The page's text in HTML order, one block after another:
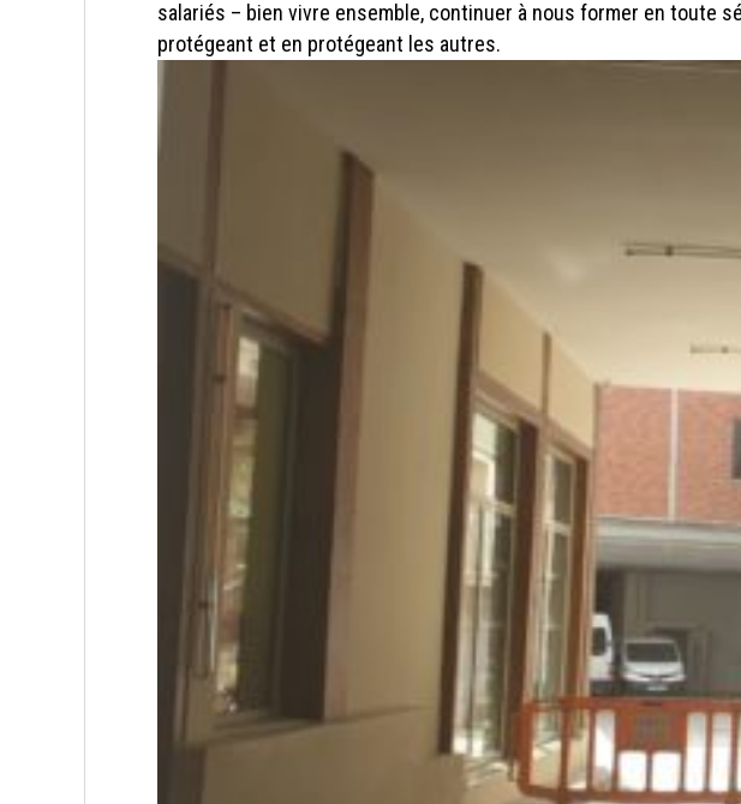
salariés – bien vivre ensemble, continuer à nous former en toute
protégeant et en protégeant les autres.